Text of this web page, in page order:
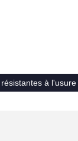
à l'usure